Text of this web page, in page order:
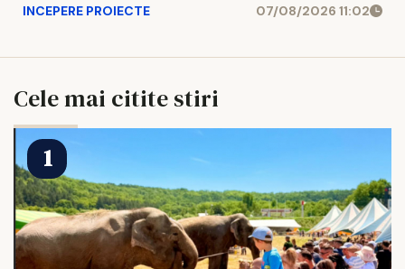
INCEPERE PROIECTE 07/08/2026 11:02
Cele mai citite stiri